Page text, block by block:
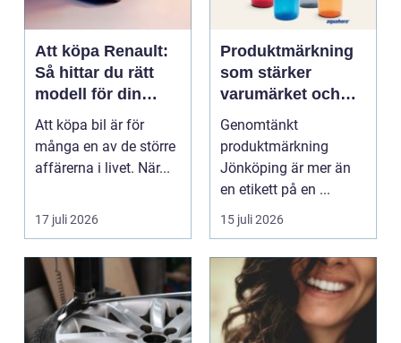
Att köpa Renault:
Så hittar du rätt
modell för din
vardag
Att köpa bil är för
många en av de större
affärerna i livet. När...
17 juli 2026
Produktmärkning
som stärker
varumärket och
förenklar vardagen
Genomtänkt
produktmärkning
Jönköping är mer än
en etikett på en ...
15 juli 2026